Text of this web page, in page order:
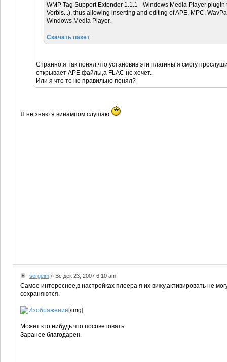
WMP Tag Support Extender 1.1.1 - Windows Media Player
Vorbis...), thus allowing inserting and editing of APE, MPC,
Windows Media Player.
Скачать пакет
Странно,я так понял,что установив эти плагины я смогу
открывает АРЕ файлы,а FLAC не хочет.
Или я что то не правильно понял?
Я не знаю я винампом слушаю
sergeim » Вс дек 23, 2007 6:10 am
Cамое интересное,в настройках плеера я их вижу,активировать не
сохраняются.
[/img]
Может кто нибудь что посоветовать.
Заранее благодарен.